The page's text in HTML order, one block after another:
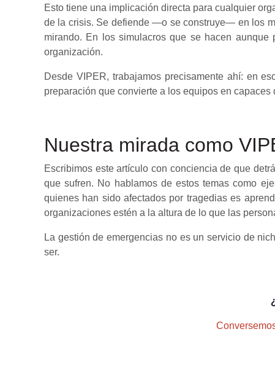
Esto tiene una implicación directa para cualquier
de la crisis. Se defiende —o se construye— en los
mirando. En los simulacros que se hacen
organización.
Desde VIPER, trabajamos precisamente ahí: en
preparación que convierte a los equipos en
Nuestra mirada como
Escribimos este artículo con conciencia de que
que sufren. No hablamos de estos temas como
quienes han sido afectados por tragedias es
organizaciones estén a la altura de lo que las
La gestión de emergencias no es un servicio de
ser.